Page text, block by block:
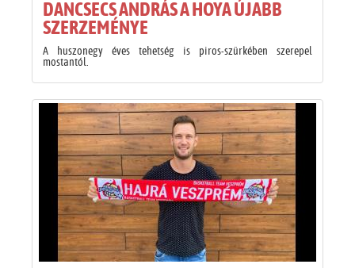
DANCSECS ANDRÁS A HOYA ÚJABB
SZERZEMÉNYE
A huszonegy éves tehetség is piros-szürkében szerepel
mostantól.